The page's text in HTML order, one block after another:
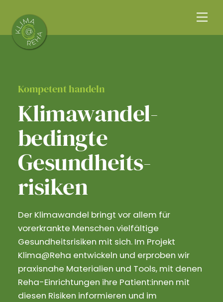
content
Kompetent handeln
Klimawandel­
bedingte
Gesundheits­
risiken
Der Klimawandel bringt vor allem für
vorerkrankte Menschen vielfältige
Gesundheitsrisiken mit sich. Im Projekt
Klima@Reha entwickeln und erproben wir
praxisnahe Materialien und Tools, mit denen
Reha-Einrichtungen ihre Patient:innen mit
diesen Risiken informieren und im